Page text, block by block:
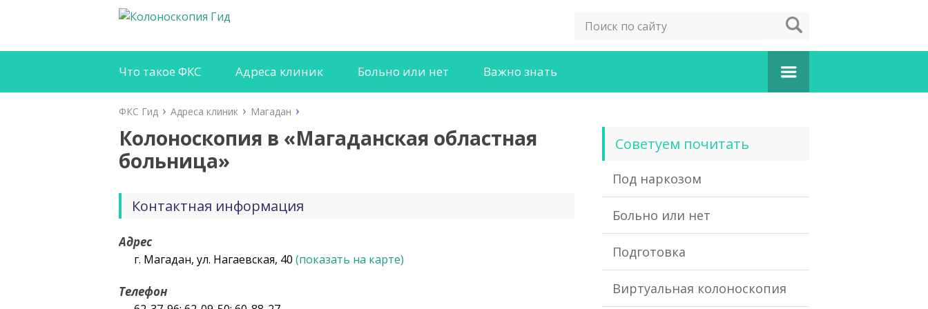
Что такое ФКС Адреса клиник Больно или нет Важно знать
ФКС Гид Адреса клиник Магадан
Колоноскопия в «Магаданская областная
больница»
Контактная информация
Адрес
г. Магадан, ул. Нагаевская, 40 (показать на карте)
Телефон
Советуем почитать
Под наркозом
Больно или нет
Подготовка
Виртуальная колоноскопия